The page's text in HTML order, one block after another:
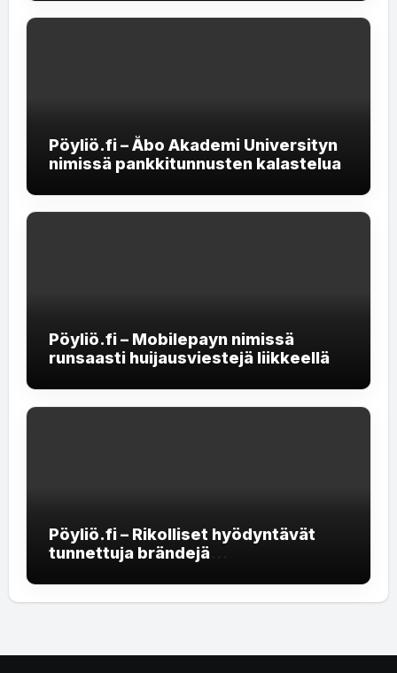
Pöyliö.fi – Åbo Akademi Universityn
nimissä pankkitunnusten kalastelua
Pöyliö.fi – Mobilepayn nimissä
runsaasti huijausviestejä liikkeellä
Pöyliö.fi – Rikolliset hyödyntävät
tunnettuja brändejä